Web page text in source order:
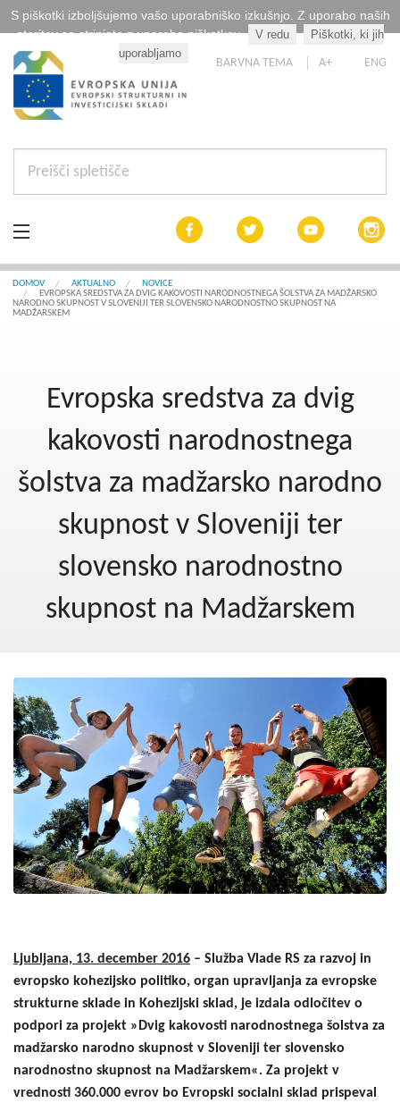
S piškotki izboljšujemo vašo uporabniško izkušnjo. Z uporabo naših
storitev se strinjate z uporabo piškotkov.
V redu
Piškotki, ki jih
uporabljamo
BARVNA TEMA A+ ENG
Aktualno
Kohezija do 2020
Po 2020
Seznam projektov
DOMOV AKTUALNO
NOVICE
EVROPSKA SREDSTVA ZA DVIG KAKOVOSTI NARODNOSTNEGA ŠOLSTVA ZA MADŽARSKO
NARODNO SKUPNOST V SLOVENIJI TER SLOVENSKO NARODNOSTNO SKUPNOST NA
MADŽARSKEM
Evropska sredstva za dvig
kakovosti narodnostnega
šolstva za madžarsko narodno
skupnost v Sloveniji ter
slovensko narodnostno
skupnost na Madžarskem
Ljubljana, 13. december 2016 – Služba Vlade RS za razvoj in
evropsko kohezijsko politiko, organ upravljanja za evropske
strukturne sklade in Kohezijski sklad, je izdala odločitev o
podpori za projekt »Dvig kakovosti narodnostnega šolstva za
madžarsko narodno skupnost v Sloveniji ter slovensko
narodnostno skupnost na Madžarskem«. Za projekt v
vrednosti 360.000 evrov bo Evropski socialni sklad prispeval